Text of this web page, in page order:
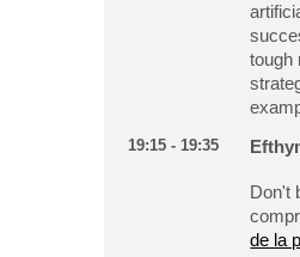
tough
19:15 - 19:35
Don't
de la